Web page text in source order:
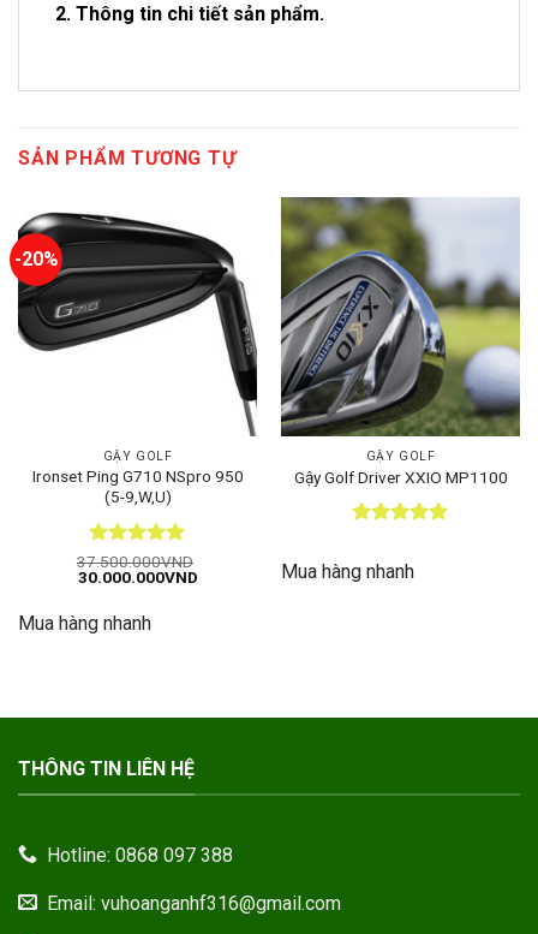
2. Thông tin chi tiết sản phẩm.
SẢN PHẨM TƯƠNG TỰ
-20%
GẬY GOLF
Ironset Ping G710 NSpro 950
(5-9,W,U)
Được xếp
hạng55
37.500.000VND
Giá
37.500.000VND.
30.000.000VNDGiá
Mua hàng nhanh
GẬY GOLF
Gậy Golf Driver XXIO MP1100
hạng
5
sao
Mua hàng nhanh
THÔNG TIN LIÊN HỆ
Hotline: 0868 097 388
Email: vuhoanganhf316@gmail.com